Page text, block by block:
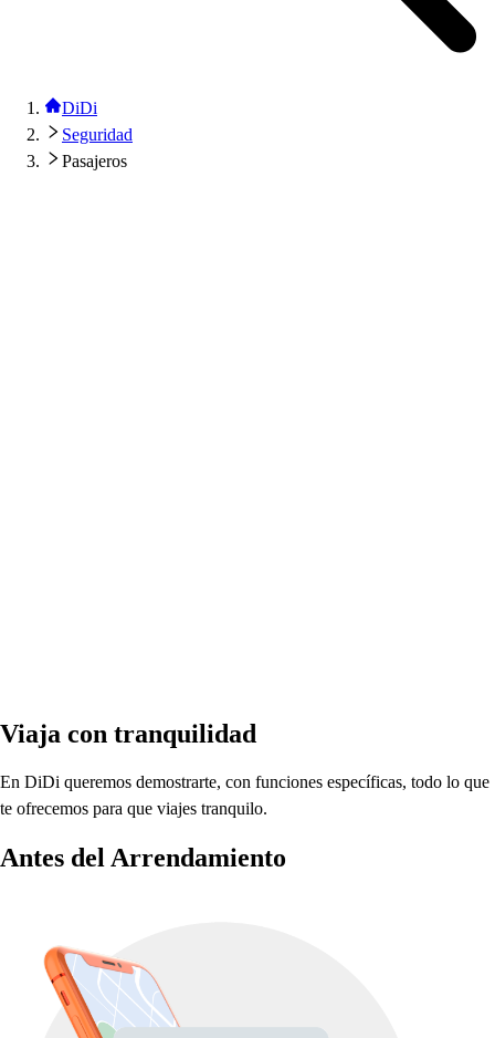
DiDi
Seguridad
Pasajeros
Viaja con tranquilidad
En DiDi queremos demostrarte, con funciones específicas, todo lo que
te ofrecemos para que viajes tranquilo.
Antes del Arrendamiento